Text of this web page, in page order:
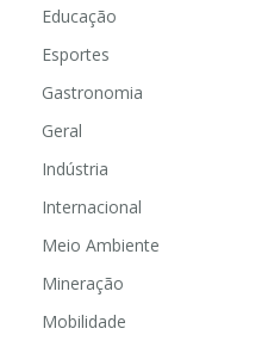
Educação
Esportes
Gastronomia
Geral
Indústria
Internacional
Meio Ambiente
Mineração
Mobilidade